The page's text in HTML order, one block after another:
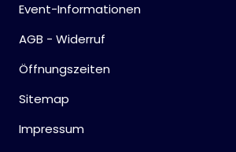
Event-Informationen
AGB - Widerruf
Öffnungszeiten
Sitemap
Impressum